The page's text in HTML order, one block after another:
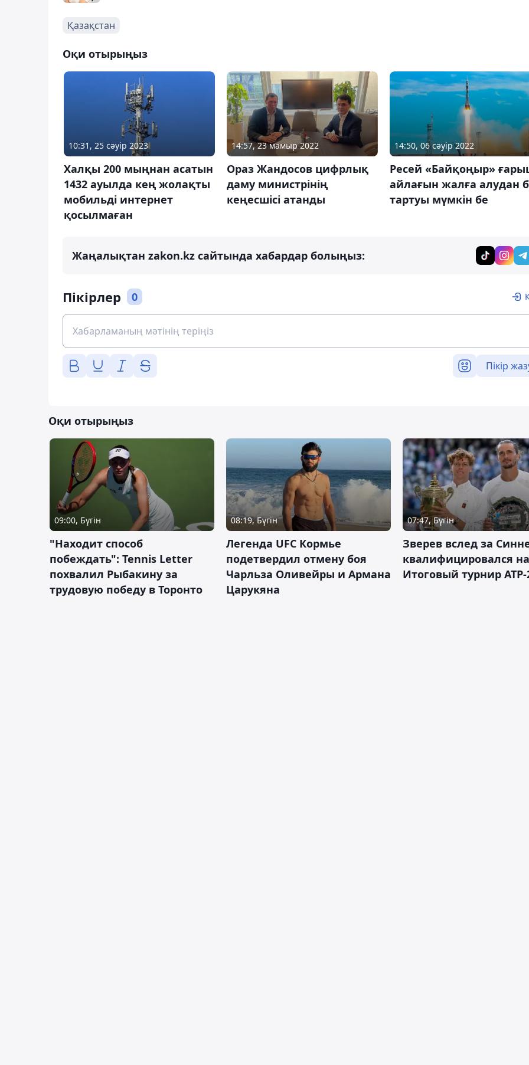
Қазақстан
Оқи отырыңыз
10:31, 25 сәуір 2023
Халқы 200 мыңнан асатын
1432 ауылда кең жолақты
мобильді интернет
қосылмаған
14:57, 23 мамыр 2022
Ораз Жандосов цифрлық
даму министрінің
кеңесшісі атанды
14:50, 06 сәуір 2022
Ресей «Байқоңыр»
айлағын жалға алудан
тартуы мүмкін бе
Жаңалықтан zakon.kz сайтында хабардар болыңыз:
Пікірлер 0
Пікір
Оқи отырыңыз
09:00, Бүгін
"Находит способ
побеждать": Tennis Letter
похвалил Рыбакину за
трудовую победу в Торонто
08:19, Бүгін
Легенда UFC Кормье
подетвердил отмену боя
Чарльза Оливейры и Армана
Царукяна
07:47, Бүгін
Зверев вслед за
квалифицировался на
Итоговый турнир ATP-